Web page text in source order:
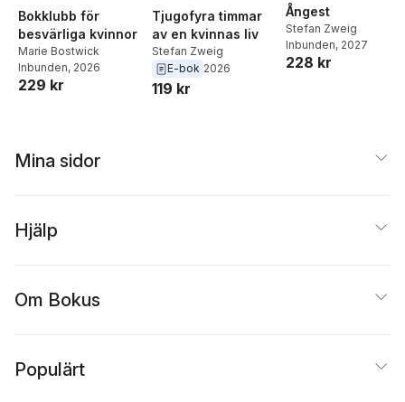
Bokklubb för
besvärliga kvinnor
Marie Bostwick
Inbunden, 2026
229 kr
Tjugofyra timmar
av en kvinnas liv
Stefan Zweig
E-bok 2026
119 kr
Ångest
Stefan Zweig
Inbunden, 2027
228 kr
Mina sidor
Hjälp
Om Bokus
Populärt